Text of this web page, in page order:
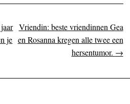
je
Vriendin: beste vriendinnen Gea
en Rosanna kregen alle twee een
hersentumor. →